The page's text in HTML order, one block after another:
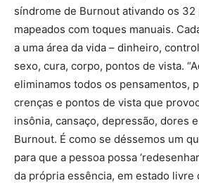
síndrome de Burnout ativando os 32
mapeados com toques manuais.
a uma área da vida – dinheiro,
sexo, cura, corpo, pontos de vista.
eliminamos todos os pensamentos,
crenças e pontos de vista que
insônia, cansaço, depressão, dores
Burnout. É como se déssemos um
para que a pessoa possa
da própria essência, em estado livre